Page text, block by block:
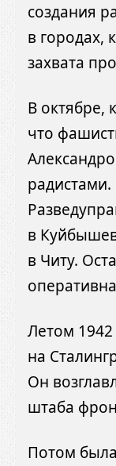
создания
в городах,
захвата
В октябре,
что
радистами.
в
в Читу.
Летом
на
Он
штаба
Потом